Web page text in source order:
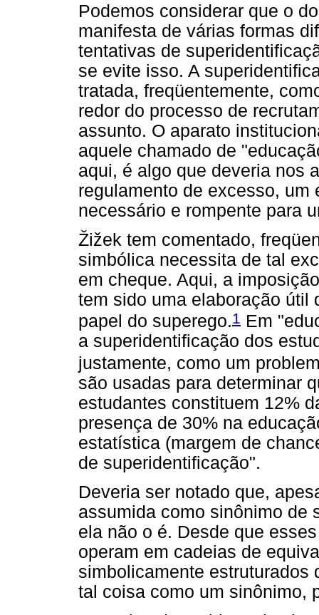
Podemos considerar que o
manifesta de várias formas
tentativas de
se evite isso. A
tratada, freqüentemente,
redor do processo de
assunto. O aparato
aquele chamado de
aqui, é algo que deveria nos
regulamento de excesso,
necessário e rompente para
Žižek tem comentado,
simbólica necessita de tal
em cheque. Aqui, a
tem sido uma elaboração útil
papel do superego.1 Em
a superidentificação dos
justamente, como um
são usadas para determinar
estudantes constituem 12%
presença de 30% na
estatística (margem de
de superidentificação".
Deveria ser notado que,
assumida como sinônimo de
ela não o é. Desde que
operam em cadeias de
simbolicamente estruturados
tal coisa como um sinônimo,